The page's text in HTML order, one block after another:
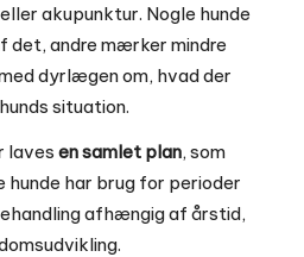
akupunktur. Nogle hunde
det, andre mærker mindre
dyrlægen om, hvad der
situation.
laves en samlet plan, som
hunde har brug for perioder
afhængig af årstid,